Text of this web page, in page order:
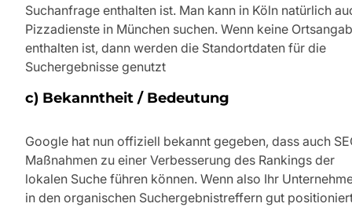
Suchanfrage enthalten ist. Man kann in Köln natürlich
Pizzadienste in München suchen. Wenn keine
enthalten ist, dann werden die Standortdaten für die
Suchergebnisse genutzt
c) Bekanntheit / Bedeutung
Google hat nun offiziell bekannt gegeben, dass auch
Maßnahmen zu einer Verbesserung des Rankings der
lokalen Suche führen können. Wenn also Ihr
in den organischen Suchergebnistreffern gut